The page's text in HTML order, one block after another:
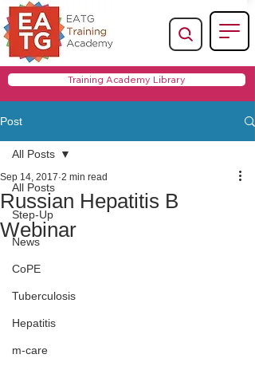
Training Academy Library
Post
All Posts
Step-Up
News
CoPE
Tuberculosis
Hepatitis
m-care
All Posts
Russian Hepatitis B
Webinar
Sep 14, 2017 2 min read